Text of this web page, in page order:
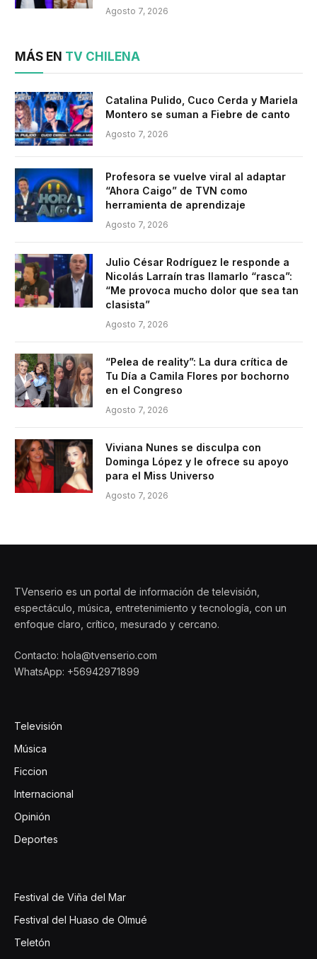
Agosto 7, 2026
MÁS EN TV CHILENA
Catalina Pulido, Cuco Cerda y Mariela
Montero se suman a Fiebre de canto
Agosto 7, 2026
Profesora se vuelve viral al adaptar
“Ahora Caigo” de TVN como
herramienta de aprendizaje
Agosto 7, 2026
Julio César Rodríguez le responde a
Nicolás Larraín tras llamarlo “rasca”:
“Me provoca mucho dolor que sea tan
clasista”
Agosto 7, 2026
“Pelea de reality”: La dura crítica de
Tu Día a Camila Flores por bochorno
en el Congreso
Agosto 7, 2026
Viviana Nunes se disculpa con
Dominga López y le ofrece su apoyo
para el Miss Universo
Agosto 7, 2026
TVenserio es un portal de información de televisión,
espectáculo, música, entretenimiento y tecnología, con un
enfoque claro, crítico, mesurado y cercano.
Contacto: hola@tvenserio.com
WhatsApp: +56942971899
Televisión
Música
Ficcion
Internacional
Opinión
Deportes
Festival de Viña del Mar
Festival del Huaso de Olmué
Teletón